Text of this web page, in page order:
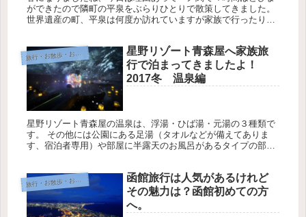
ができたので隣町の平泉をぶらりひとりで散策してきました。
世界遺産の町、平泉は何度か訪れていますが家族で行ったりす
旅
行・お散歩・おでかけ
星野リゾート青森屋へ家族旅
行で泊まってきましたよ！
2017冬 温泉編
星野リゾート青森屋の温泉は、浮湯・ひば湯・元湯の３種類で
す。 その他には公園にある足湯（タオルなどが備えてありま
す、宿泊者専用）や部屋に半露天のお風呂があるタイプの部屋
旅
行・お散歩・おでかけ
函館旅行は人気があるけれど
その魅力は？函館初めての方
へ。